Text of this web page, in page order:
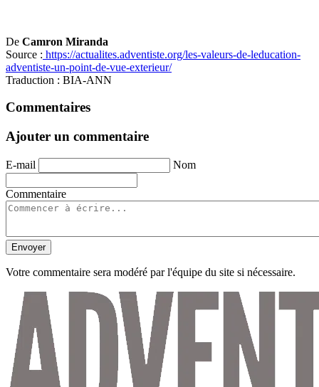
De Camron Miranda
Source : https://actualites.adventiste.org/les-valeurs-de-leducation-
adventiste-un-point-de-vue-exterieur/
Traduction : BIA-ANN
Commentaires
Ajouter un commentaire
E-mail Nom
Commentaire
Envoyer
Votre commentaire sera modéré par l'équipe du site si nécessaire.